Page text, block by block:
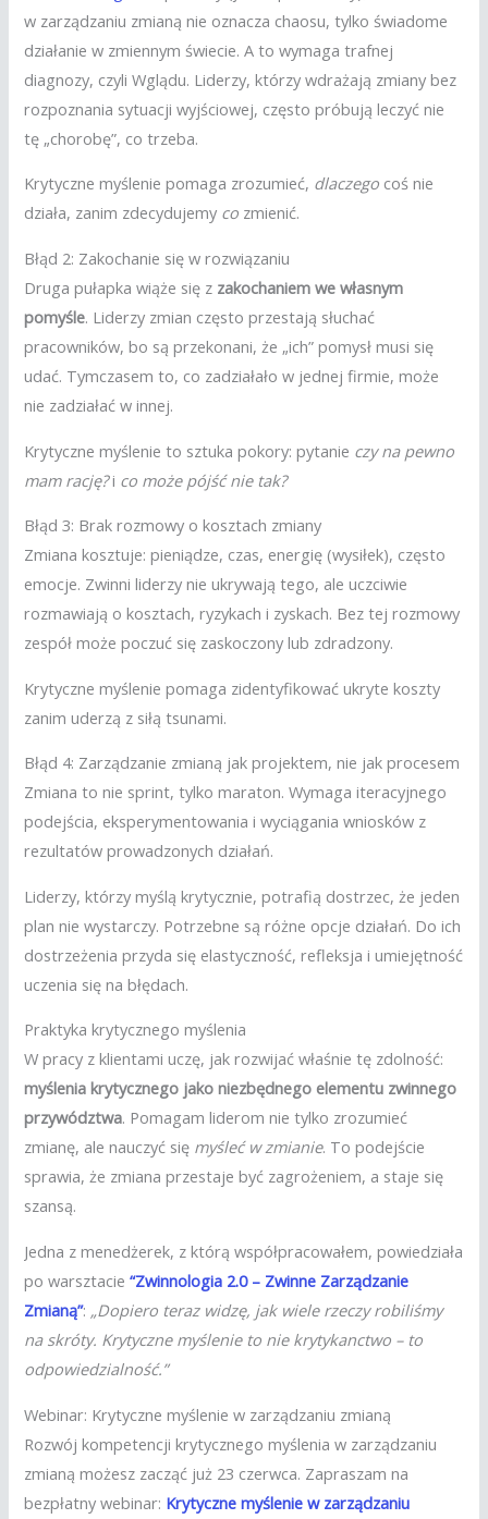
w zarządzaniu zmianą nie oznacza chaosu, tylko świadome
działanie w zmiennym świecie. A to wymaga trafnej
diagnozy, czyli Wglądu. Liderzy, którzy wdrażają zmiany bez
rozpoznania sytuacji wyjściowej, często próbują leczyć nie
tę „chorobę”, co trzeba.
Krytyczne myślenie pomaga zrozumieć, dlaczego coś nie
działa, zanim zdecydujemy co zmienić.
Błąd 2: Zakochanie się w rozwiązaniu
Druga pułapka wiąże się z zakochaniem we własnym
pomyśle. Liderzy zmian często przestają słuchać
pracowników, bo są przekonani, że „ich” pomysł musi się
udać. Tymczasem to, co zadziałało w jednej firmie, może
nie zadziałać w innej.
Krytyczne myślenie to sztuka pokory: pytanie czy na pewno
mam rację?i co może pójść nie tak?
Błąd 3: Brak rozmowy o kosztach zmiany
Zmiana kosztuje: pieniądze, czas, energię (wysiłek), często
emocje. Zwinni liderzy nie ukrywają tego, ale uczciwie
rozmawiają o kosztach, ryzykach i zyskach. Bez tej rozmowy
zespół może poczuć się zaskoczony lub zdradzony.
Krytyczne myślenie pomaga zidentyfikować ukryte koszty
zanim uderzą z siłą tsunami.
Błąd 4: Zarządzanie zmianą jak projektem, nie jak procesem
Zmiana to nie sprint, tylko maraton. Wymaga iteracyjnego
podejścia, eksperymentowania i wyciągania wniosków z
rezultatów prowadzonych działań.
Liderzy, którzy myślą krytycznie, potrafią dostrzec, że jeden
plan nie wystarczy. Potrzebne są różne opcje działań. Do ich
dostrzeżenia przyda się elastyczność, refleksja i umiejętność
uczenia się na błędach.
Praktyka krytycznego myślenia
W pracy z klientami uczę, jak rozwijać właśnie tę zdolność:
myślenia krytycznego jako niezbędnego elementu zwinnego
przywództwa. Pomagam liderom nie tylko zrozumieć
zmianę, ale nauczyć się myśleć w zmianie. To podejście
sprawia, że zmiana przestaje być zagrożeniem, a staje się
szansą.
Jedna z menedżerek, z którą współpracowałem, powiedziała
po warsztacie“Zwinnologia 2.0 – Zwinne Zarządzanie
Zmianą”: „Dopiero teraz widzę, jak wiele rzeczy robiliśmy
na skróty. Krytyczne myślenie to nie krytykanctwo – to
odpowiedzialność.”
Webinar: Krytyczne myślenie w zarządzaniu zmianą
Rozwój kompetencji krytycznego myślenia w zarządzaniu
zmianą możesz zacząć już 23 czerwca. Zapraszam na
bezpłatny webinar: Krytyczne myślenie w zarządzaniu